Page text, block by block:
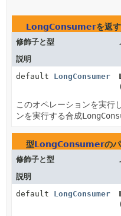
LongConsumerを返す
修飾子と型
説明
default LongConsumer
このオペレーションを実行
ンを実行する合成
型LongConsumerの
修飾子と型
説明
default LongConsumer